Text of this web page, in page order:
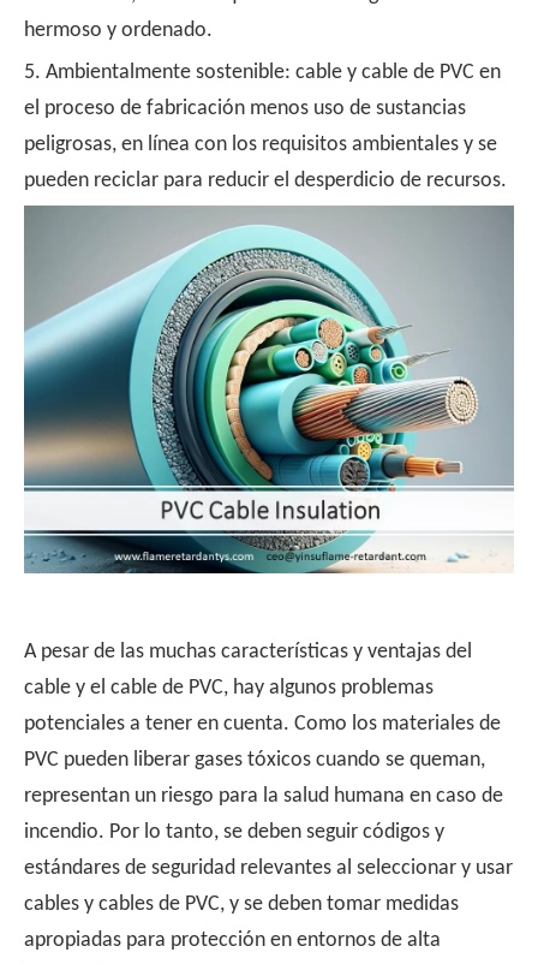
hermoso y ordenado.
5. Ambientalmente sostenible: cable y cable de PVC en
el proceso de fabricación menos uso de sustancias
peligrosas, en línea con los requisitos ambientales y se
pueden reciclar para reducir el desperdicio de recursos.
A pesar de las muchas características y ventajas del
cable y el cable de PVC, hay algunos problemas
potenciales a tener en cuenta. Como los materiales de
PVC pueden liberar gases tóxicos cuando se queman,
representan un riesgo para la salud humana en caso de
incendio. Por lo tanto, se deben seguir códigos y
estándares de seguridad relevantes al seleccionar y usar
cables y cables de PVC, y se deben tomar medidas
apropiadas para protección en entornos de alta